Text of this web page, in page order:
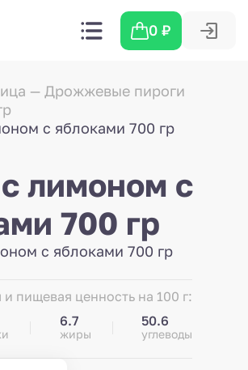
0 ₽
Дрожжевые пироги
с яблоками 700 гр
лимоном с
700 гр
и пищевая ценность на 100 г:
6.7
жиры
50.6
углеводы